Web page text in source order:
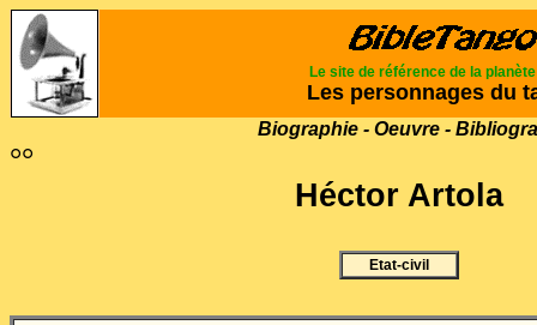
Le site de référence de la planète
Les personnages du
Biographie - Oeuvre -
°°
Héctor Artola
Etat-civil